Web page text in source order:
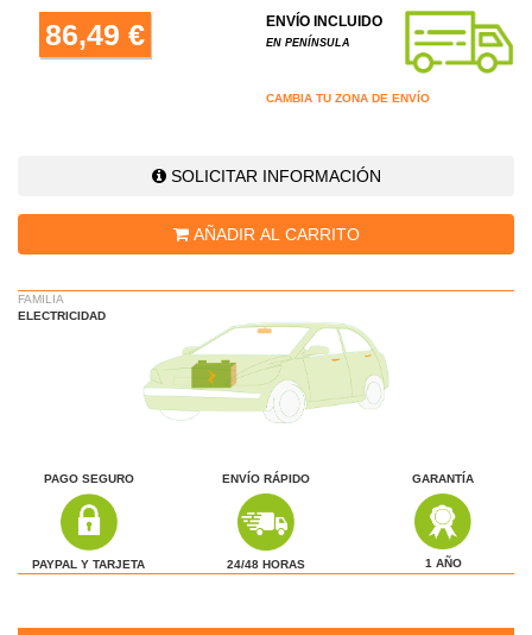
86,49 €
ENVÍO INCLUIDO
EN PENÍNSULA
CAMBIA TU ZONA DE ENVÍO
SOLICITAR INFORMACIÓN
AÑADIR AL CARRITO
FAMILIA
ELECTRICIDAD
PAGO SEGURO
PAYPAL Y TARJETA
ENVÍO RÁPIDO
24/48 HORAS
GARANTÍA
1 AÑO